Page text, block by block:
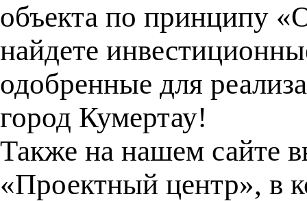
объекта по принципу
найдете
одобренные для
город Кумертау!
Также на нашем сайте
«Проектный центр», в